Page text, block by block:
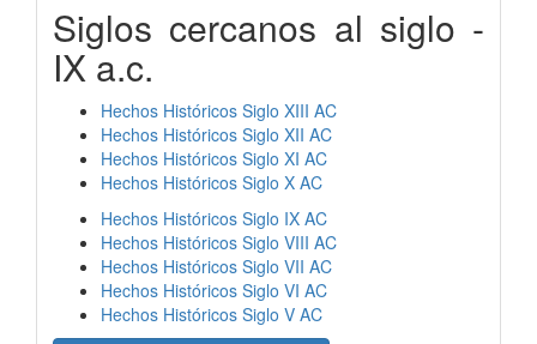
Siglos cercanos al siglo -
IX a.c.
Hechos Históricos Siglo XIII AC
Hechos Históricos Siglo XII AC
Hechos Históricos Siglo XI AC
Hechos Históricos Siglo X AC
Hechos Históricos Siglo IX AC
Hechos Históricos Siglo VIII AC
Hechos Históricos Siglo VII AC
Hechos Históricos Siglo VI AC
Hechos Históricos Siglo V AC